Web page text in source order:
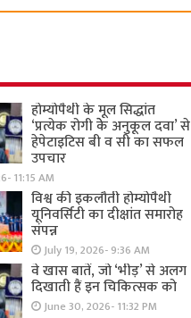
होम्योपैथी के मूल सिद्धांत
‘प्रत्येक रोगी केे अनुकूल दवा’ से
हेपेटाइटिस बी व सी का सफल
उपचार
11:15 AM
विश्व की इकलौती होम्योपैथी
यूनिवर्सिटी का दीक्षांत समारोह
संपन्न
July 19, 2026- 9:36 AM
वे खास बातें, जो ‘भीड़’ से अलग
दिखाती हैं इन चिकित्सक को
June 30, 2026- 11:32 PM